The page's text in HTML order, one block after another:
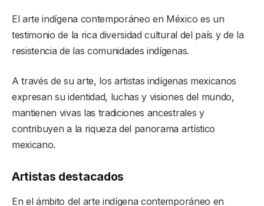
El arte indígena contemporáneo en México es un
testimonio de la rica diversidad cultural del país y de la
resistencia de las comunidades indígenas.
A través de su arte, los artistas indígenas mexicanos
expresan su identidad, luchas y visiones del mundo,
mantienen vivas las tradiciones ancestrales y
contribuyen a la riqueza del panorama artístico
mexicano.
Artistas destacados
En el ámbito del arte indígena contemporáneo en